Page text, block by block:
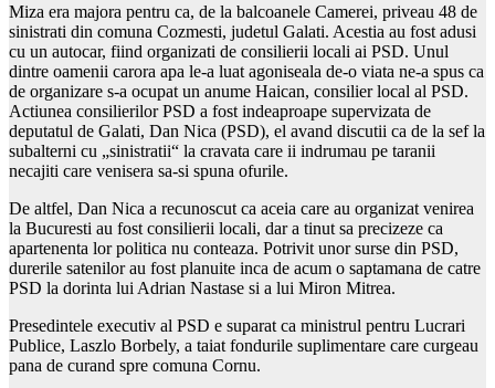
Miza era majora pentru ca, de la balcoanele Camerei, priveau 48 de
sinistrati din comuna Cozmesti, judetul Galati. Acestia au fost adusi
cu un autocar, fiind organizati de consilierii locali ai PSD. Unul
dintre oamenii carora apa le-a luat agoniseala de-o viata ne-a spus ca
de organizare s-a ocupat un anume Haican, consilier local al PSD.
Actiunea consilierilor PSD a fost indeaproape supervizata de
deputatul de Galati, Dan Nica (PSD), el avand discutii ca de la sef la
subalterni cu „sinistratii“ la cravata care ii indrumau pe taranii
necajiti care venisera sa-si spuna ofurile.
De altfel, Dan Nica a recunoscut ca aceia care au organizat venirea
la Bucuresti au fost consilierii locali, dar a tinut sa precizeze ca
apartenenta lor politica nu conteaza. Potrivit unor surse din PSD,
durerile satenilor au fost planuite inca de acum o saptamana de catre
PSD la dorinta lui Adrian Nastase si a lui Miron Mitrea.
Presedintele executiv al PSD e suparat ca ministrul pentru Lucrari
Publice, Laszlo Borbely, a taiat fondurile suplimentare care curgeau
pana de curand spre comuna Cornu.